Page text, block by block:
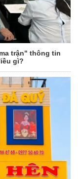
trận" thông tin
gì?